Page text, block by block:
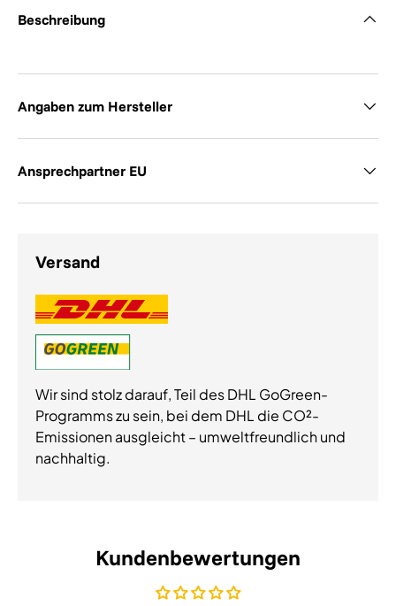
Beschreibung
Angaben zum Hersteller
Ansprechpartner EU
Versand
Wir sind stolz darauf, Teil des DHL GoGreen-
Programms zu sein, bei dem DHL die CO²-
Emissionen ausgleicht – umweltfreundlich und
nachhaltig.
Kundenbewertungen